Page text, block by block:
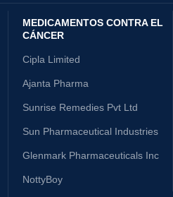
MEDICAMENTOS CONTRA EL
CÁNCER
Cipla Limited
Ajanta Pharma
Sunrise Remedies Pvt Ltd
Sun Pharmaceutical Industries
Glenmark Pharmaceuticals Inc
NottyBoy